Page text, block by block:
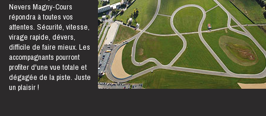
Nevers Magny-Cours
répondra à toutes vos
attentes. Sécurité, vitesse,
virage rapide, dévers,
difficile de faire mieux. Les
accompagnants pourront
profiter d'une vue totale et
dégagée de la piste. Juste
un plaisir !